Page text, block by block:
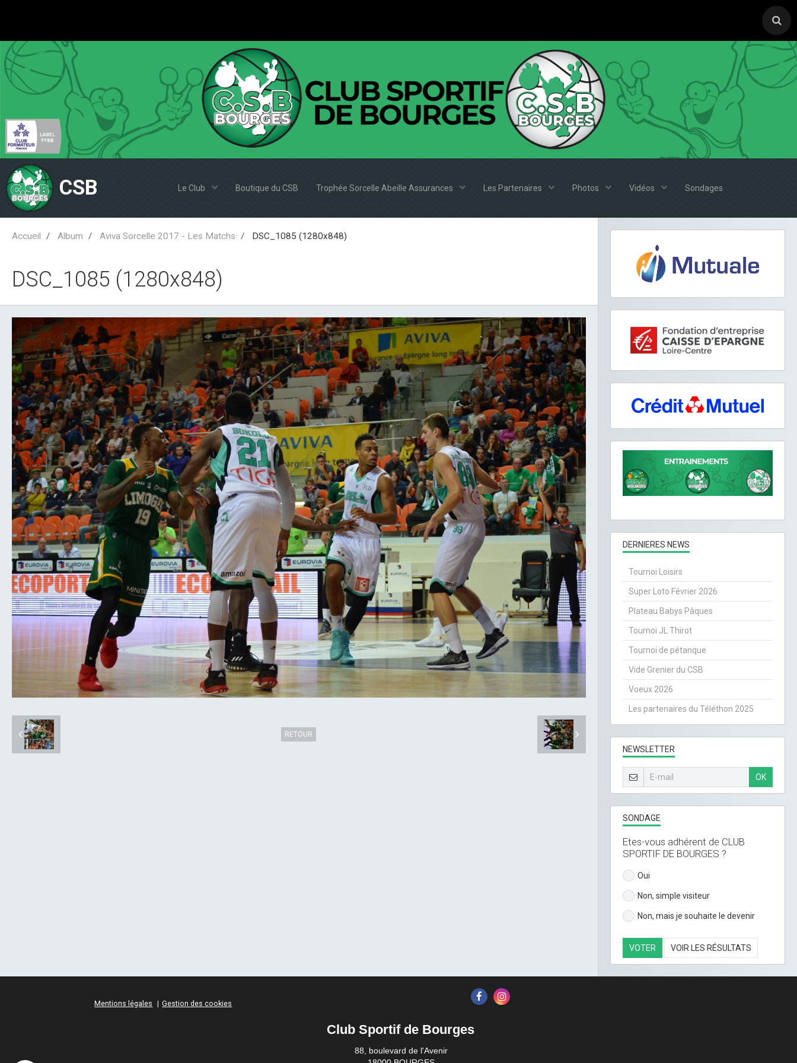
CSB Le Club Boutique du CSB Trophée Sorcelle Abeille Assurances Les Partenaires Photos Vidéos Sondages
Accueil Album Aviva Sorcelle 2017 - Les Matchs DSC_1085 (1280x848)
DSC_1085 (1280x848)
RETOUR
DERNIERES NEWS
Tournoi Loisirs
Super Loto Février 2026
Plateau Babys Pâques
Tournoi JL Thirot
Tournoi de pétanque
Vide Grenier du CSB
Voeux 2026
Les partenaires du Téléthon 2025
NEWSLETTER
OK
SONDAGE
Etes-vous adhérent de CLUB
SPORTIF DE BOURGES ?
Oui
Non, simple visiteur
Non, mais je souhaite le devenir
VOTER VOIR LES RÉSULTATS
Mentions légales Gestion des cookies
Club Sportif de Bourges
88, boulevard de l'Avenir